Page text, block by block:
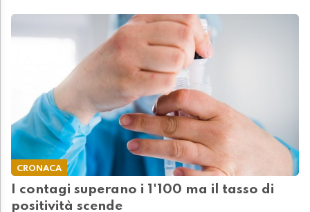
CRONACA
I contagi superano i 1'100 ma il tasso di
positività scende